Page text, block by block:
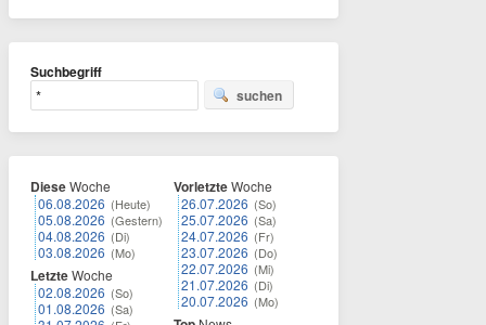
Suchbegriff
suchen
DieseWoche
06.08.2026 (Heute)
05.08.2026 (Gestern)
04.08.2026 (Di)
03.08.2026 (Mo)
LetzteWoche
02.08.2026 (So)
01.08.2026 (Sa)
VorletzteWoche
26.07.2026 (So)
25.07.2026 (Sa)
24.07.2026 (Fr)
23.07.2026 (Do)
22.07.2026 (Mi)
21.07.2026 (Di)
20.07.2026 (Mo)